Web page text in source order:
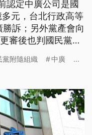
認定中廣公司是國
元，台北行政高等
訴；另外黨產會向
審後也判國民黨勝
黨附隨組織 中廣 ...